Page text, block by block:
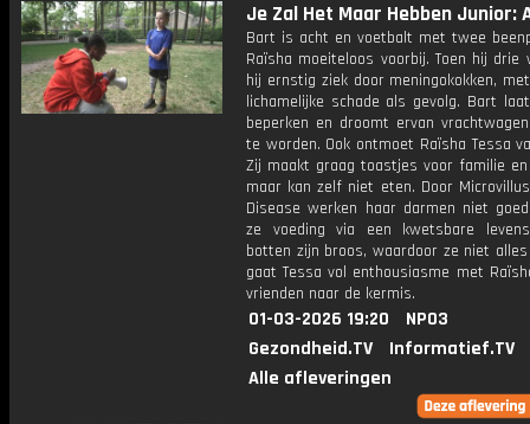
Je Zal Het Maar Hebben Junior:
Bart is acht en voetbalt met twee
Raïsha moeiteloos voorbij. Toen hij drie
hij ernstig ziek door meningokokken,
lichamelijke schade als gevolg. Bart
beperken en droomt ervan
te worden. Ook ontmoet Raïsha Tessa
Zij maakt graag toastjes voor familie en
maar kan zelf niet eten. Door
Disease werken haar darmen niet
ze voeding via een kwetsbare
botten zijn broos, waardoor ze niet alles
gaat Tessa vol enthousiasme met
vrienden naar de kermis.
01-03-2026 19:20
NPO3
Gezondheid.TV
Informatief.TV
Alle afleveringen